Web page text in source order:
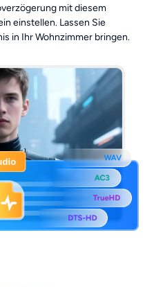
mit diesem
einstellen. Lassen Sie
in Ihr Wohnzimmer bringen.